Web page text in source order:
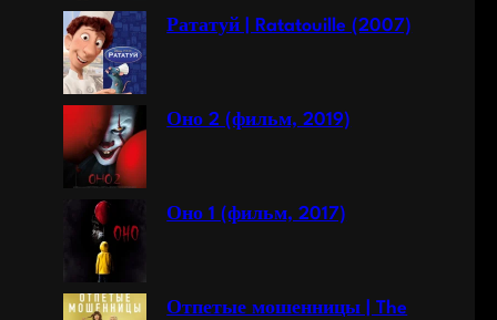
Рататуй | Ratatouille (2007)
Оно 2 (фильм, 2019)
Оно 1 (фильм, 2017)
Отпетые мошенницы | The